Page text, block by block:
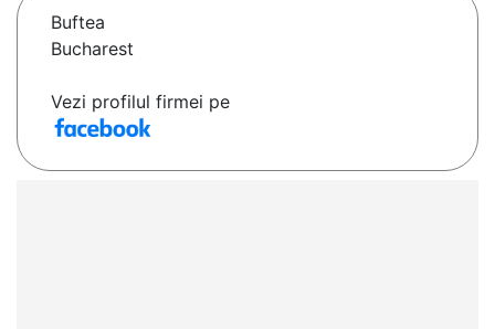
Buftea
Bucharest
Vezi profilul firmei pe